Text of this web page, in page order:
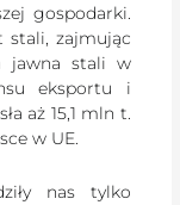
gospodarki.
stali, zajmując
jawna stali w
eksportu i
aż 15,1 mln t.
w UE.
nas tylko